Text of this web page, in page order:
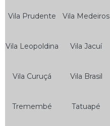
Bateria 7ah Moto
Bateria de Gel Moto
Bateria de Moto 150
Vila Prudente Vila Medeiros
Vila Leopoldina Vila Jacuí
Vila Curuçá Vila Brasil
Tremembé Tatuapé